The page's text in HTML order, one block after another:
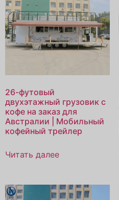
26-футовый
двухэтажный грузовик с
кофе на заказ для
Австралии | Мобильный
кофейный трейлер
Читать далее